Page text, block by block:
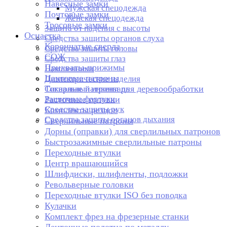
Мужская спецодежда
Женская спецодежда
Защита от падения с высоты
Средства защиты органов слуха
Средства защиты головы
Средства защиты глаз
Наколенники
Диэлектрические изделия
Сигнальный инвентарь
Защитные фартуки
Средства защиты рук
Средства защиты органов дыхания
Навесные замки
Почтовые замки
Тросовые замки
Оснастка
Корончатые сверла
СОЖ
Прихваты-прижимы
Цанговые патроны
Токарные патроны для деревообработки
Расточные головки
Комплекты резцов
Сверлильные патроны
Дорны (оправки) для сверлильных патронов
Быстрозажимные сверлильные патроны
Переходные втулки
Центр вращающийся
Шлифдиски, шлифленты, подложки
Револьверные головки
Переходные втулки ISO без поводка
Кулачки
Комплект фрез на фрезерные станки